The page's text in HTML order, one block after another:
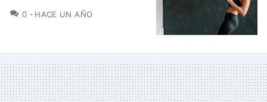
0 COMENTARIOS
HACE UN AÑO